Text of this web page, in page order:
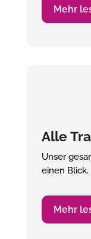
Mehr
Alle
Unser
einen Blick.
Mehr